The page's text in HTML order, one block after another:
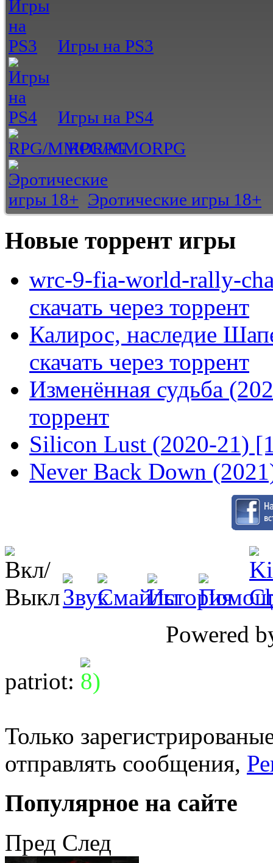
Игры на PS3
Игры на PS4
RPG/MMORPG
Эротические игры 18+
Новые торрент игры
wrc-9-fia-world-rally-
скачать через торрент
Калирос, наследие
скачать через торрент
Изменённая судьба
торрент
Silicon Lust (2020-21)
Never Back Down
Powered
patriot:
Только
отправлять сообщения,
Популярное на сайте
Пред След